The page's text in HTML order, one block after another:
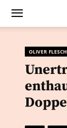
OLIVER FLESCH